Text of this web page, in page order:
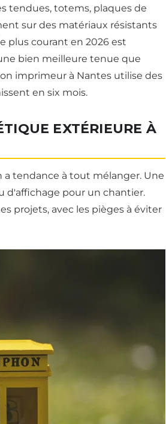
tendues, totems, plaques de
sur des matériaux résistants
plus courant en 2026 est
bien meilleure tenue que
imprimeur à Nantes utilise des
en six mois.
EXTÉRIEURE À
a tendance à tout mélanger. Une
d'affichage pour un chantier.
projets, avec les pièges à éviter